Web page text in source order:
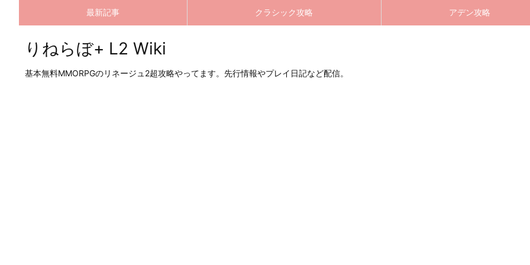
最新記事 クラシック攻略 アデン攻略
りねらぼ+ L2 Wiki
基本無料MMORPGのリネージュ2超攻略やってます。先行情報やプレイ日記など配信。